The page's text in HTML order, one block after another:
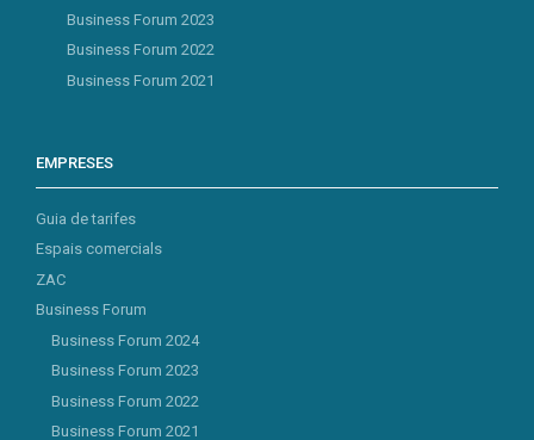
Business Forum 2023
Business Forum 2022
Business Forum 2021
EMPRESES
Guia de tarifes
Espais comercials
ZAC
Business Forum
Business Forum 2024
Business Forum 2023
Business Forum 2022
Business Forum 2021